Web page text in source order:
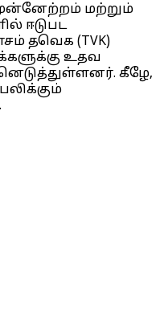
மற்றும்
ஈடுபட
தவெக (TVK)
உதவ
கீழே,